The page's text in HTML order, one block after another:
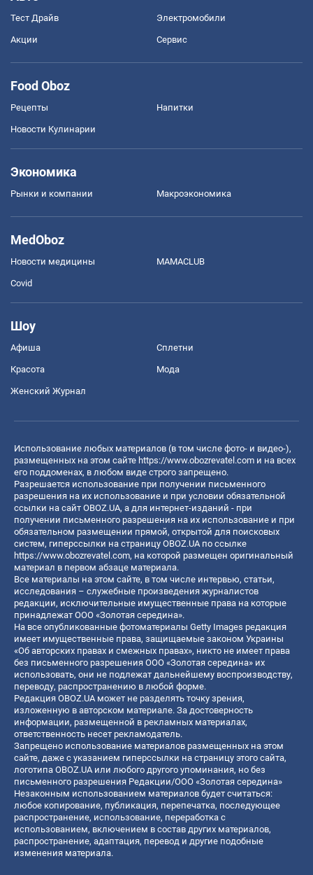
Тест Драйв Электромобили
Акции Сервис
Food Oboz
Рецепты Напитки
Новости Кулинарии
Экономика
Рынки и компании Mакроэкономика
MedOboz
Новости медицины MAMACLUB
Covid
Шоу
Афиша Сплетни
Красота Мода
Женский Журнал
Использование любых материалов (в том числе фото- и видео-),
размещенных на этом сайте https://www.obozrevatel.com и на всех
его поддоменах, в любом виде строго запрещено.
Разрешается использование при получении письменного
разрешения на их использование и при условии обязательной
ссылки на сайт OBOZ.UA, а для интернет-изданий - при
получении письменного разрешения на их использование и при
обязательном размещении прямой, открытой для поисковых
систем, гиперссылки на страницу OBOZ.UA по ссылке
https://www.obozrevatel.com, на которой размещен оригинальный
материал в первом абзаце материала.
Все материалы на этом сайте, в том числе интервью, статьи,
исследования – служебные произведения журналистов
редакции, исключительные имущественные права на которые
принадлежат ООО «Золотая середина».
На все опубликованные фотоматериалы Getty Images редакция
имеет имущественные права, защищаемые законом Украины
«Об авторских правах и смежных правах», никто не имеет права
без письменного разрешения ООО «Золотая середина» их
использовать, они не подлежат дальнейшему воспроизводству,
переводу, распространению в любой форме.
Редакция OBOZ.UA может не разделять точку зрения,
изложенную в авторском материале. За достоверность
информации, размещенной в рекламных материалах,
ответственность несет рекламодатель.
Запрещено использование материалов размещенных на этом
сайте, даже с указанием гиперссылки на страницу этого сайта,
логотипа OBOZ.UA или любого другого упоминания, но без
письменного разрешения Редакции/ООО «Золотая середина»
Незаконным использованием материалов будет считаться:
любое копирование, публикация, перепечатка, последующее
распространение, использование, переработка с
использованием, включением в состав других материалов,
распространение, адаптация, перевод и другие подобные
изменения материала.